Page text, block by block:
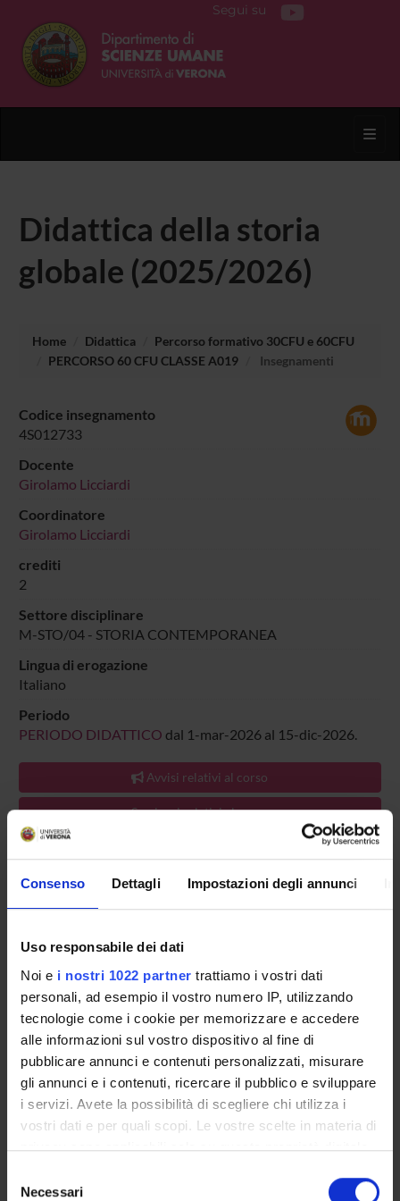
Consenso Dettagli Impostazioni degli annunci
Uso responsabile dei dati
Noi e i nostri 1022 partner trattiamo i vostri dati
personali, ad esempio il vostro numero IP, utilizzando
tecnologie come i cookie per memorizzare e accedere
alle informazioni sul vostro dispositivo al fine di
pubblicare annunci e contenuti personalizzati, misurare
gli annunci e i contenuti, ricercare il pubblico e sviluppare
i servizi. Avete la possibilità di scegliere chi utilizza i
vostri dati e per quali scopi. Le vostre scelte in materia di
privacy sono applicabili solo su questa proprietà digitale
modificare o revocare il proprio consenso in qualsiasi
delNecessari
Segui su
Didattica della storia
globale (2025/2026)
Home Didattica
Percorso formativo 30CFU e 60CFU
PERCORSO 60 CFU CLASSE A019
Insegnamenti
Codice insegnamento
4S012733
Docente
Girolamo Licciardi
Coordinatore
Girolamo Licciardi
crediti
2
Settore disciplinare
M-STO/04 - STORIA CONTEMPORANEA
Lingua di erogazione
Italiano
Periodo
PERIODO DIDATTICO dal 1-mar-2026 al 15-dic-2026.
Avvisi relativi al corso
Seminari relativi al corso
Vai all'orario delle lezioni
Presentazione
Come iscriversi
Insegnamenti
Orario lezioni
Piani didattici
Calendario esami
Organi collegiali e di governo